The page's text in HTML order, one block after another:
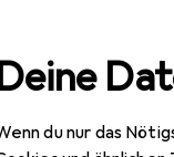
du nur das